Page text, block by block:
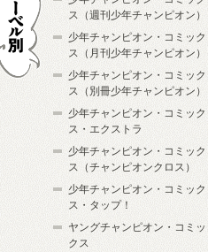
ス（週刊少年チャンピオン）
少年チャンピオン・コミック
ス（月刊少年チャンピオン）
少年チャンピオン・コミック
ス（別冊少年チャンピオン）
少年チャンピオン・コミック
ス・エクストラ
少年チャンピオン・コミック
ス（チャンピオンクロス）
少年チャンピオン・コミック
ス・タップ！
ヤングチャンピオン・コミッ
クス